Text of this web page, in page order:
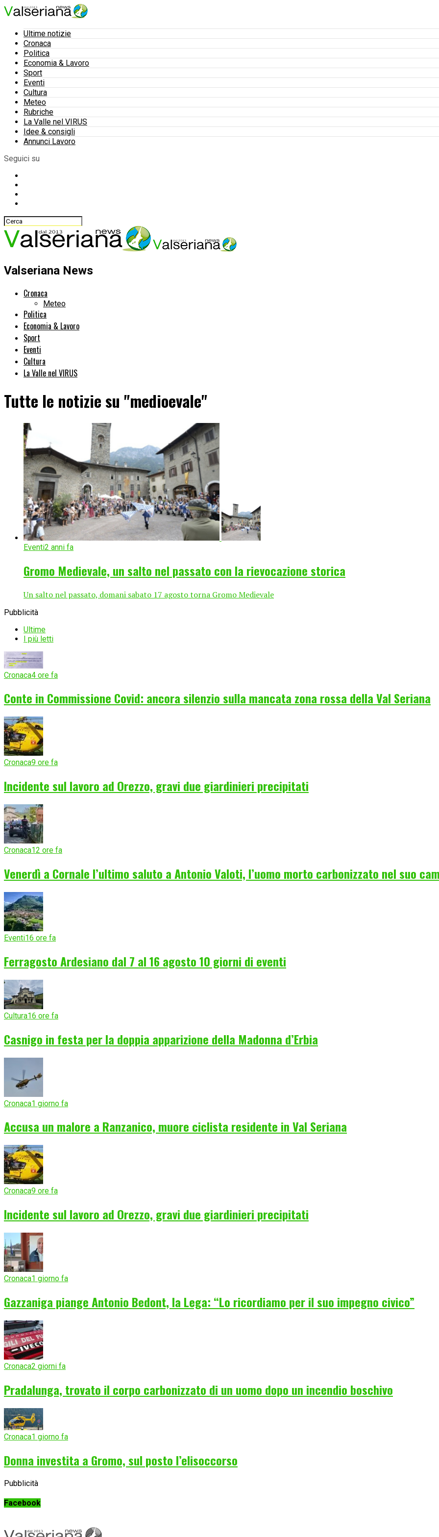
Ultime notizie
Cronaca
Politica
Economia & Lavoro
Sport
Eventi
Cultura
Meteo
Rubriche
La Valle nel VIRUS
Idee & consigli
Annunci Lavoro
Seguici su
Valseriana News
Cronaca
Meteo
Politica
Economia & Lavoro
Sport
Eventi
Cultura
La Valle nel VIRUS
Tutte le notizie su "medioevale"
Eventi2 anni fa
Gromo Medievale, un salto nel passato con la rievocazione storica
Un salto nel passato, domani sabato 17 agosto torna Gromo Medievale
Pubblicità
Ultime
I più letti
Cronaca4 ore fa
Conte in Commissione Covid: ancora silenzio sulla mancata zona rossa della Val Seriana
Cronaca9 ore fa
Incidente sul lavoro ad Orezzo, gravi due giardinieri precipitati
Cronaca12 ore fa
Venerdì a Cornale l’ultimo saluto a Antonio Valoti, l’uomo morto carbonizzato nel suo
Eventi16 ore fa
Ferragosto Ardesiano dal 7 al 16 agosto 10 giorni di eventi
Cultura16 ore fa
Casnigo in festa per la doppia apparizione della Madonna d’Erbia
Cronaca1 giorno fa
Accusa un malore a Ranzanico, muore ciclista residente in Val Seriana
Cronaca9 ore fa
Incidente sul lavoro ad Orezzo, gravi due giardinieri precipitati
Cronaca1 giorno fa
Gazzaniga piange Antonio Bedont, la Lega: “Lo ricordiamo per il suo impegno civico”
Cronaca2 giorni fa
Pradalunga, trovato il corpo carbonizzato di un uomo dopo un incendio boschivo
Cronaca1 giorno fa
Donna investita a Gromo, sul posto l’elisoccorso
Pubblicità
Facebook